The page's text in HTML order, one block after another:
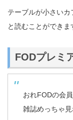
テーブルが小さい
と読むことができま
FODプレミ
おれFODの会
雑誌めっちゃ